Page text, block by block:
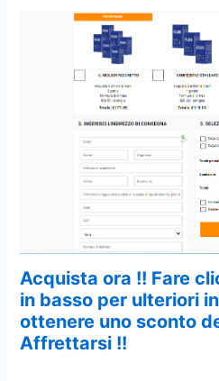
Acquista ora !! Fare
in basso per ulteriori
ottenere uno sconto
Affrettarsi !!